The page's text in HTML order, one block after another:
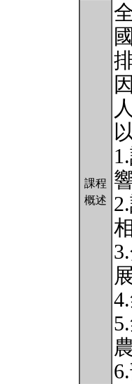
課程
概述